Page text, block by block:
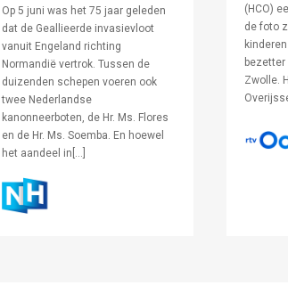
Op 5 juni was het 75 jaar geleden
dat de Geallieerde invasievloot
vanuit Engeland richting
Normandië vertrok. Tussen de
duizenden schepen voeren ook
twee Nederlandse
kanonneerboten, de Hr. Ms. Flores
en de Hr. Ms. Soemba. En hoewel
het aandeel in[…]
(HCO)
de foto
Zwolle.